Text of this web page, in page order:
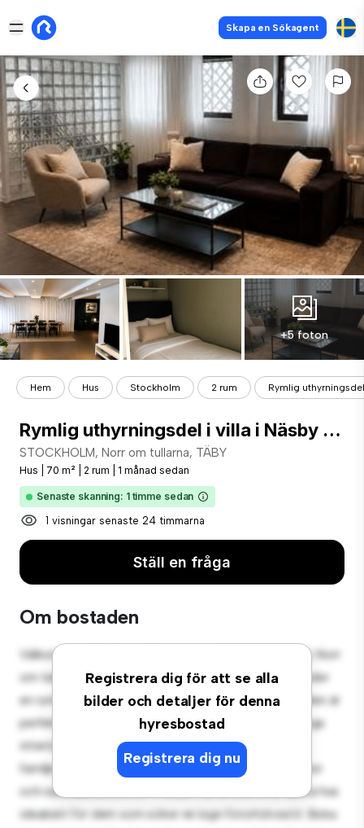
Skapa en Sökagent
+5 foton
Hem Hus Stockholm 2 rum Rymlig
Rymlig uthyrningsdel i villa i Näsby Park
STOCKHOLM, Norr om tullarna, TÄBY
Hus 70 m² 2 rum 1 månad sedan
Senaste skanning: 1 timme sedan
1 visningar senaste 24 timmarna
Ställ en fråga
Om bostaden
Registrera dig för att se alla
bilder och detaljer för denna
hyresbostad
Registrera dig nu
Välkommen till din nya förortsoas på STOCKHOLM, Norr
om tullarna, TÄBY! Detta charmiga 2-rumshus erbjuder
en rymlig och välkomnande miljö. Den stora bakgården är
perfekt för utomhussammankomster, och den mysiga
interiören ger en bekväm tillflyktsort. Beläget i ett
familjevänligt område, har du tillgång till parker, skolor
och samhällsfaciliteter. Prisvärt till 18 500 kr är detta hus
idealiskt för dem som söker en lugn förortslivsstil. Boka